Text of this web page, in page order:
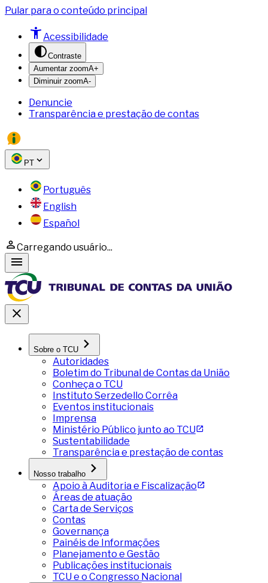
Pular para o conteúdo principal
Acessibilidade
Contraste
Aumentar zoomA+
Diminuir zoomA-
Denuncie
Transparência e prestação de contas
PT
Português
English
Español
Carregando usuário...
Sobre o TCU
Autoridades
Boletim do Tribunal de Contas da União
Conheça o TCU
Instituto Serzedello Corrêa
Eventos institucionais
Imprensa
Ministério Público junto ao TCU
Sustentabilidade
Transparência e prestação de contas
Nosso trabalho
Apoio à Auditoria e Fiscalização
Áreas de atuação
Carta de Serviços
Contas
Governança
Painéis de Informações
Planejamento e Gestão
Publicações institucionais
TCU e o Congresso Nacional